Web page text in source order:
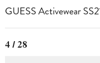
GUESS Activewear
4 / 28